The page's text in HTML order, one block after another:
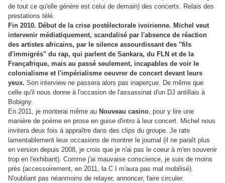
de tout ce qu'elle génère est celui de demain) des concerts. Relais des
prestations télé.
Fin 2010. Début de la crise postélectorale ivoirienne. Michel veut
intervenir médiatiquement, scandalisé par l'absence de réaction
des artistes africains, par le silence assourdissant des "fils
d'immigrés" du rap, qui parlent de Sankara, du FLN et de la
Françafrique, mais au passé seulement, incapables de voir le
colonialisme et l'impérialisme oeuvrer de concert devant leurs
yeux. Son interview ne passera alors pas inaperçue. De même que
celle qu'il nous donne à l'occasion de l'assassinat d'un DJ antillais à
Bobigny.
En 2011, je monterai même au Nouveau casino, pour y lire une
manière de poème en prose en guise d'intro à leur concert. Michel nous
invitera deux fois à appraître dans des clips du groupe. Je rate
lamentablement leux occasions de montrer le journal (il ne paraît plus
en version depuis 2008, je crois que je n'ai pas le coeur à m'en souvenir
trop en l'exhibant). Comme j'ai mauvaise conscience, je suis de moins
près (accessoirement, en 2011, la C I m'aura pas mal mobilisé).
N'oubliant pas néanmoins de relayer, annoncer, faire circuler.